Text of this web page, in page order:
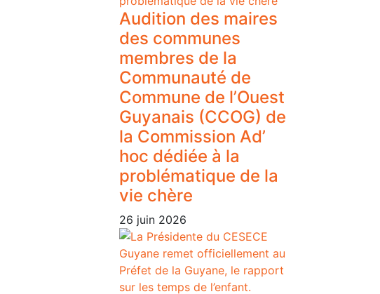
Audition des maires
des communes
membres de la
Communauté de
Commune de l’Ouest
Guyanais (CCOG) de
la Commission Ad’
hoc dédiée à la
problématique de la
vie chère
26 juin 2026